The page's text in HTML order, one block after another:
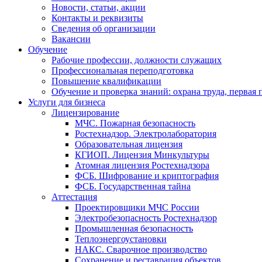
Новости, статьи, акции
Контакты и реквизиты
Сведения об организации
Вакансии
Обучение
Рабочие профессии, должности служащих
Профессиональная переподготовка
Повышение квалификации
Обучение и проверка знаний: охрана труда,
Услуги для бизнеса
Лицензирование
МЧС. Пожарная безопасность
Ростехнадзор. Электролаборатория
Образовательная лицензия
КГИОП. Лицензия Минкультуры
Атомная лицензия Ростехнадзора
ФСБ. Шифрование и криптография
ФСБ. Государственная тайна
Аттестация
Проектировщики МЧС России
Электробезопасность Ростехнадзор
Промышленная безопасность
Теплоэнергоустановки
НАКС. Сварочное производство
Сохранение и реставрация объектов